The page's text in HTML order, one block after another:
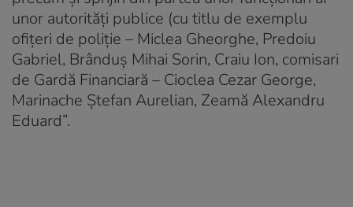
unor autorități publice (cu titlu de exemplu
ofițeri de poliție – Miclea Gheorghe, Predoiu
Gabriel, Brânduș Mihai Sorin, Craiu Ion, comisari
de Gardă Financiară – Cioclea Cezar George,
Marinache Ștefan Aurelian, Zeamă Alexandru
Eduard”.